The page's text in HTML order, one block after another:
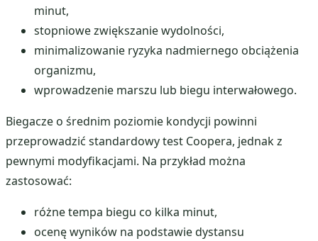
minut,
stopniowe zwiększanie wydolności,
minimalizowanie ryzyka nadmiernego obciążenia
organizmu,
wprowadzenie marszu lub biegu interwałowego.
Biegacze o średnim poziomie kondycji powinni
przeprowadzić standardowy test Coopera, jednak z
pewnymi modyfikacjami. Na przykład można
zastosować:
różne tempa biegu co kilka minut,
ocenę wyników na podstawie dystansu